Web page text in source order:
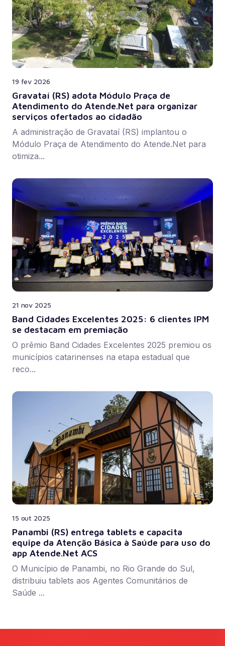
19 fev 2026
Gravataí (RS) adota Módulo Praça de
Atendimento do Atende.Net para organizar
serviços ofertados ao cidadão
A administração de Gravataí (RS) implantou o
Módulo Praça de Atendimento do Atende.Net para
otimiza...
21 nov 2025
Band Cidades Excelentes 2025: 6 clientes IPM
se destacam em premiação
O prêmio Band Cidades Excelentes 2025 premiou os
municípios catarinenses na etapa estadual que
reco...
15 out 2025
Panambi (RS) entrega tablets e capacita
equipe da Atenção Básica à Saúde para uso do
app Atende.Net ACS
O Município de Panambi, no Rio Grande do Sul,
distribuiu tablets aos Agentes Comunitários de
Saúde ...